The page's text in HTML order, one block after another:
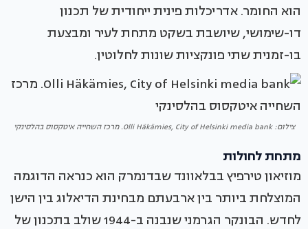
הוא החומר. אדריכלות פינית ייחודית של תכנון
דו-שימושי, שיושבת בשקט מתחת לעיר ומבצעת
בו-זמנית שתי פונקציות שונות לחלוטין.
צילום: Olli Häkämies, City of Helsinki media bank. מרכז השחייה איטקסוס בהלסינקי
מתחת לחולות
מוזיאון טירפיץ בבלאוונד שבדנמרק הוא כנראה הדוגמה
המוצלחת ביותר בין ארבעתם מבחינת הדיאלוג בין הישן
לחדש. הבונקר הגרמני שנבנה ב-1944 שולב בתכנון של